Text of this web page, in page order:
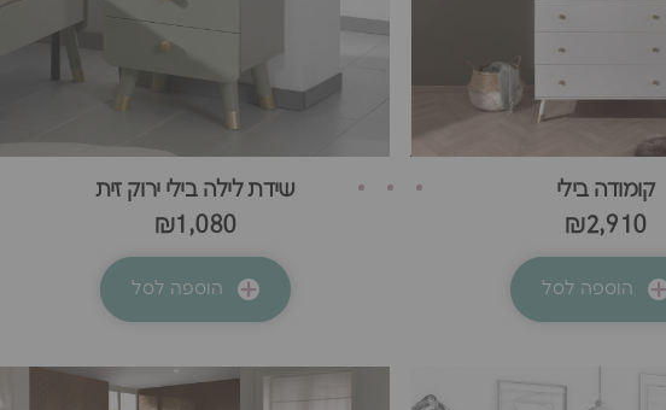
קומודה בילי
₪2,910
הוספה לסל
שידת לילה בילי ירוק זית
₪1,080
הוספה לסל